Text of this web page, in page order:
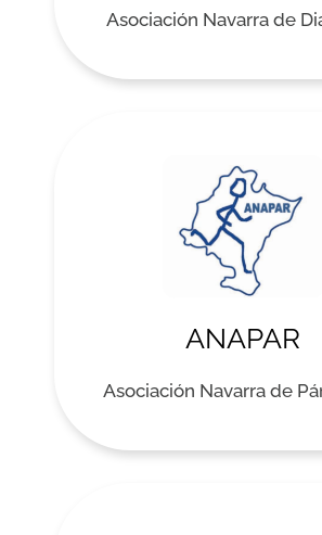
Asociación Navarra de
ANAPAR
Asociación Navarra de